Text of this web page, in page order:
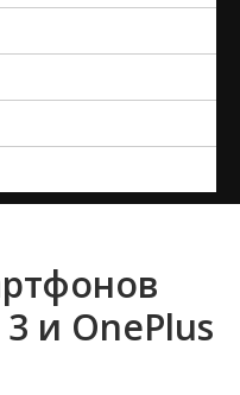
и OnePlus